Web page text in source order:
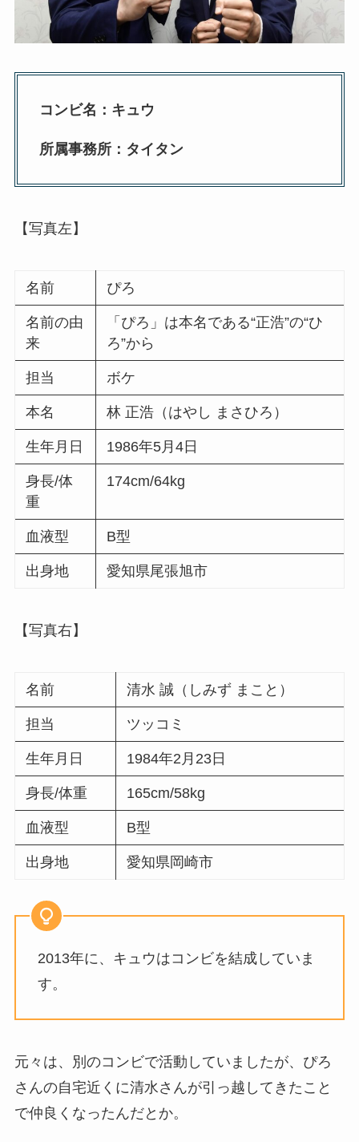
コンビ名：キュウ
所属事務所：タイタン
【写真左】
名前 ぴろ
名前の由
来
「ぴろ」は本名である“正浩”の“ひ
ろ”から
担当 ボケ
本名 林 正浩（はやし まさひろ）
生年月日 1986年5月4日
身長/体
重
174cm/64kg
血液型 B型
出身地 愛知県尾張旭市
【写真右】
名前 清水 誠（しみず まこと）
担当 ツッコミ
生年月日 1984年2月23日
身長/体重 165cm/58kg
血液型 B型
出身地 愛知県岡崎市
2013年に、キュウはコンビを結成していま
す。
元々は、別のコンビで活動していましたが、ぴろ
さんの自宅近くに清水さんが引っ越してきたこと
で仲良くなったんだとか。